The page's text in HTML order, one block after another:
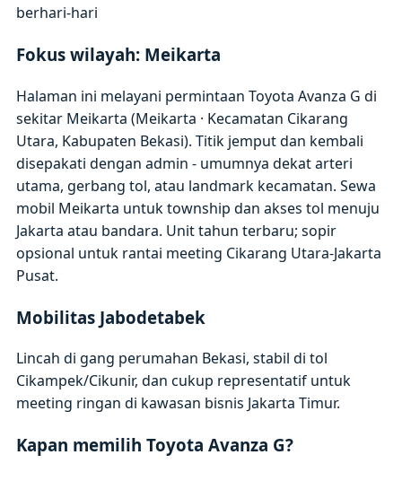
berhari-hari
Fokus wilayah: Meikarta
Halaman ini melayani permintaan Toyota Avanza G di
sekitar Meikarta (Meikarta · Kecamatan Cikarang
Utara, Kabupaten Bekasi). Titik jemput dan kembali
disepakati dengan admin - umumnya dekat arteri
utama, gerbang tol, atau landmark kecamatan. Sewa
mobil Meikarta untuk township dan akses tol menuju
Jakarta atau bandara. Unit tahun terbaru; sopir
opsional untuk rantai meeting Cikarang Utara-Jakarta
Pusat.
Mobilitas Jabodetabek
Lincah di gang perumahan Bekasi, stabil di tol
Cikampek/Cikunir, dan cukup representatif untuk
meeting ringan di kawasan bisnis Jakarta Timur.
Kapan memilih Toyota Avanza G?